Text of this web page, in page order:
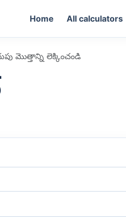
Home All calculators
మొత్తాన్ని లెక్కించండి